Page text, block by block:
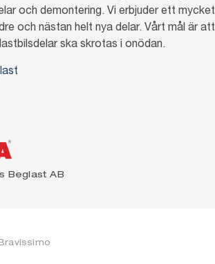
och demontering. Vi erbjuder ett mycket
och nästan helt nya delar. Vårt mål är att
ska skrotas i onödan.
Beglast AB